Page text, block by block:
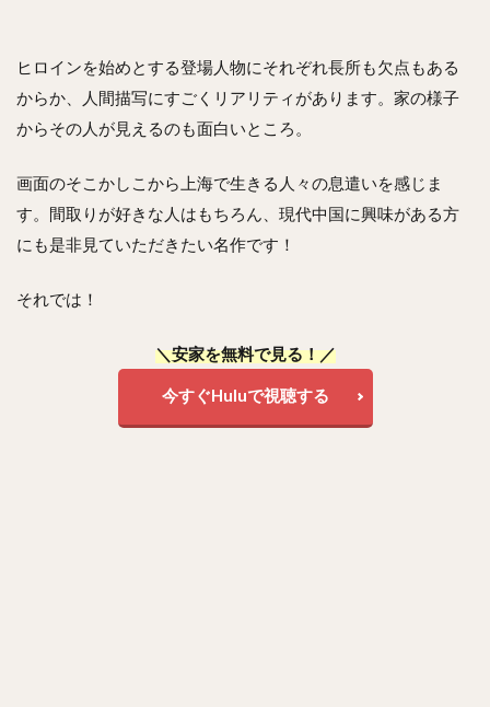
ヒロインを始めとする登場人物にそれぞれ長所も欠点もある
からか、人間描写にすごくリアリティがあります。家の様子
からその人が見えるのも面白いところ。
画面のそこかしこから上海で生きる人々の息遣いを感じま
す。間取りが好きな人はもちろん、現代中国に興味がある方
にも是非見ていただきたい名作です！
それでは！
＼安家を無料で見る！／
今すぐHuluで視聴する